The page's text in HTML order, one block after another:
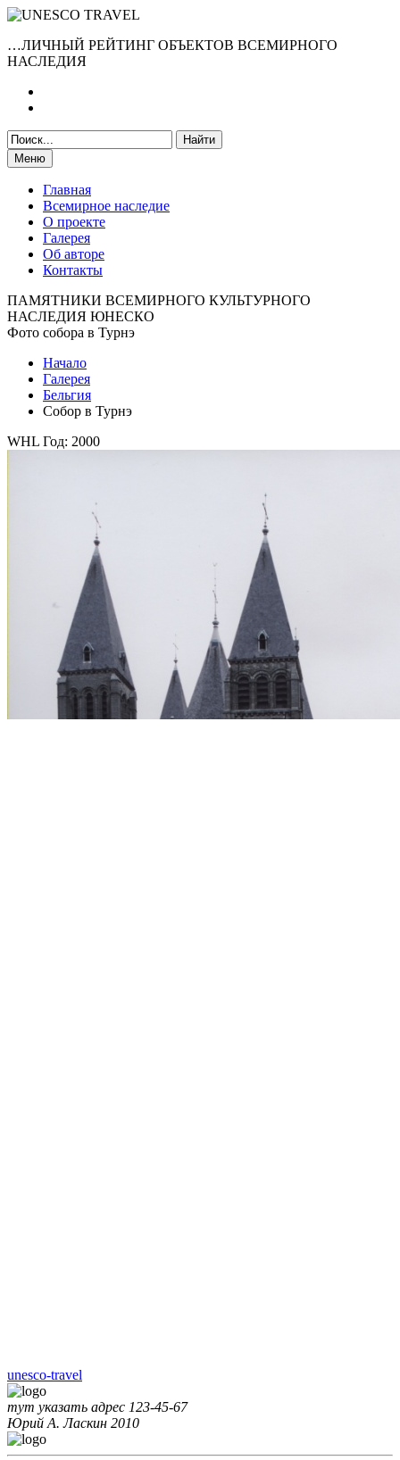
…ЛИЧНЫЙ РЕЙТИНГ ОБЪЕКТОВ ВСЕМИРНОГО
НАСЛЕДИЯ
Меню
Главная
Всемирное наследие
О проекте
Галерея
Об авторе
Контакты
ПАМЯТНИКИ ВСЕМИРНОГО КУЛЬТУРНОГО
НАСЛЕДИЯ ЮНЕСКО
Фото собора в Турнэ
Начало
Галерея
Бельгия
Собор в Турнэ
WHL Год: 2000
unesco-travel
тут указать адрес 123-45-67
Юрий А. Ласкин 2010